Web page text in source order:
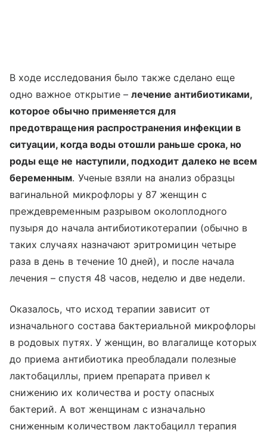
В ходе исследования было также сделано еще
одно важное открытие –лечение антибиотиками,
которое обычно применяется для
предотвращения распространения инфекции в
ситуации, когда воды отошли раньше срока, но
роды еще не наступили, подходит далеко не всем
беременным. Ученые взяли на анализ образцы
вагинальной микрофлоры у 87 женщин с
преждевременным разрывом околоплодного
пузыря до начала антибиотикотерапии (обычно в
таких случаях назначают эритромицин четыре
раза в день в течение 10 дней), и после начала
лечения – спустя 48 часов, неделю и две недели.
Оказалось, что исход терапии зависит от
изначального состава бактериальной микрофлоры
в родовых путях. У женщин, во влагалище которых
до приема антибиотика преобладали полезные
лактобациллы, прием препарата привел к
снижению их количества и росту опасных
бактерий. А вот женщинам с изначально
сниженным количеством лактобацилл терапия